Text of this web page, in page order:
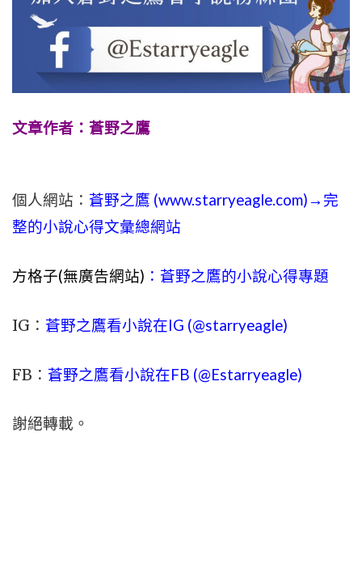
文章作者：蒼野之鷹
個人網站： 蒼野之鷹 (www.starryeagle.com)→完
整的小說心得文彙總網站
方格子(無廣告網站) ：蒼野之鷹的小說心得專題
IG： 蒼野之鷹看小說在IG (@starryeagle)
FB： 蒼野之鷹看小說在FB (@Estarryeagle)
謝絕轉載。